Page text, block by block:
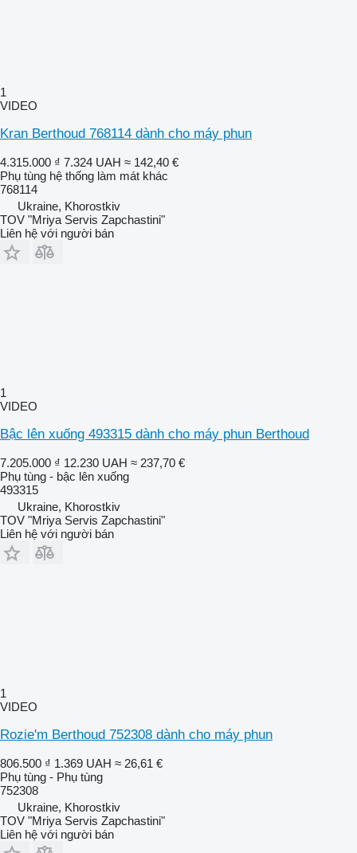
1
VIDEO
Kran Berthoud 768114 dành cho máy phun
4.315.000 ₫ 7.324 UAH ≈ 142,40 €
Phụ tùng hệ thống làm mát khác
768114
Ukraine, Khorostkiv
TOV "Mriya Servis Zapchastini"
Liên hệ với người bán
1
VIDEO
Bậc lên xuống 493315 dành cho máy phun Berthoud
7.205.000 ₫ 12.230 UAH ≈ 237,70 €
Phụ tùng - bậc lên xuống
493315
Ukraine, Khorostkiv
TOV "Mriya Servis Zapchastini"
Liên hệ với người bán
1
VIDEO
Rozie'm Berthoud 752308 dành cho máy phun
806.500 ₫ 1.369 UAH ≈ 26,61 €
Phụ tùng - Phụ tùng
752308
Ukraine, Khorostkiv
TOV "Mriya Servis Zapchastini"
Liên hệ với người bán